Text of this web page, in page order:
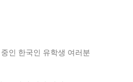
인 한국인 유학생 여러분